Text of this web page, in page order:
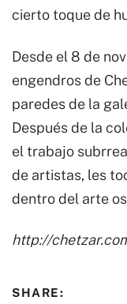
cierto toque de
Desde el 8 de
engendros de
paredes de la
Después de la
el trabajo
de artistas, les
dentro del arte
http://
SHARE: